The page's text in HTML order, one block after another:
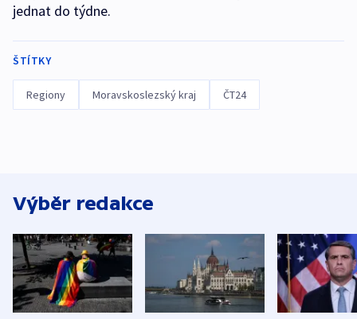
jednat do týdne.
ŠTÍTKY
Regiony Moravskoslezský kraj ČT24
Výběr redakce